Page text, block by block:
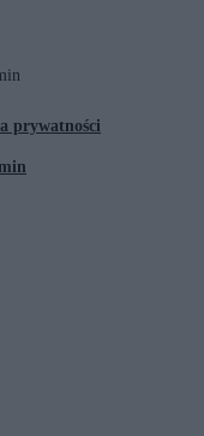
prywatności